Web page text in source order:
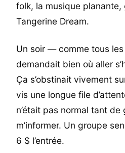
folk, la musique planante,
Tangerine Dream.
Un soir — comme tous
demandait bien où aller
Ça s’obstinait vivement
vis une longue file
n’était pas normal tant de
m’informer. Un groupe
6 $ l’entrée.